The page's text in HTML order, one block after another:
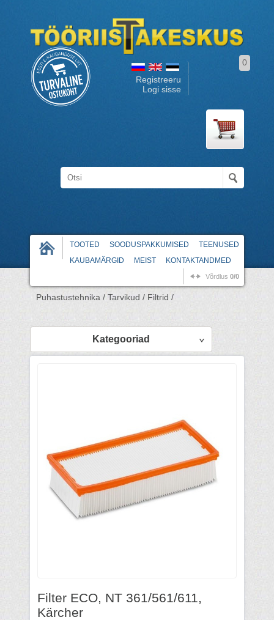
Registreeru
Logi sisse
0
TOOTED SOODUSPAKKUMISED
TEENUSED
KAUBAMÄRGID
MEIST KONTAKTANDMED
Võrdlus 0/0
Puhastustehnika / Tarvikud / Filtrid /
Kategooriad
Filter ECO, NT 361/561/611,
Kärcher